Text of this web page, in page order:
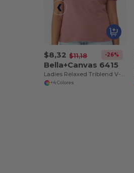
$8,32 $11,18 -26%
Bella+Canvas 6415
Ladies Relaxed Triblend V-Neck T-Shirt
+4 Colores